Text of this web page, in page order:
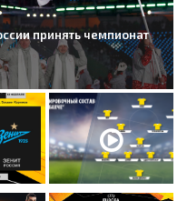
принять чемпионат